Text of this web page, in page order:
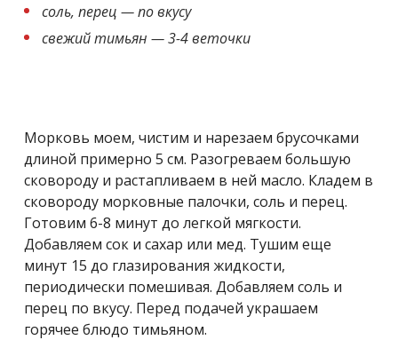
соль, перец — по вкусу
свежий тимьян — 3-4 веточки
Морковь моем, чистим и нарезаем брусочками
длиной примерно 5 см. Разогреваем большую
сковороду и растапливаем в ней масло. Кладем в
сковороду морковные палочки, соль и перец.
Готовим 6-8 минут до легкой мягкости.
Добавляем сок и сахар или мед. Тушим еще
минут 15 до глазирования жидкости,
периодически помешивая. Добавляем соль и
перец по вкусу. Перед подачей украшаем
горячее блюдо тимьяном.